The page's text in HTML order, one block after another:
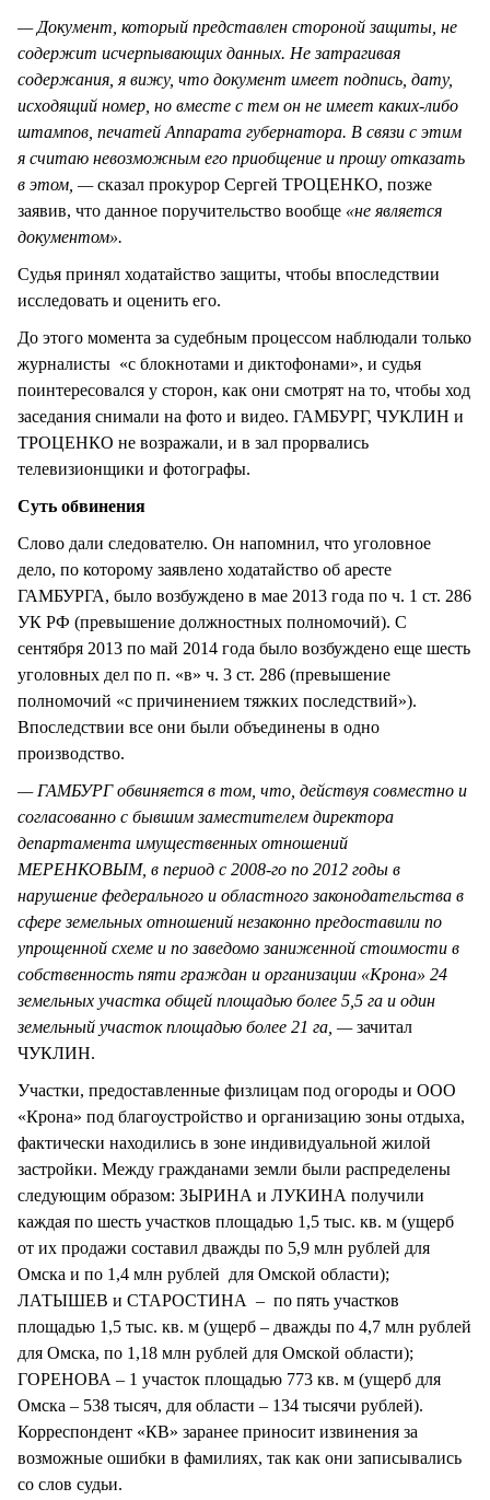
— Документ, который представлен стороной защиты, не
содержит исчерпывающих данных. Не затрагивая
содержания, я вижу, что документ имеет подпись, дату,
исходящий номер, но вместе с тем он не имеет каких-либо
штампов, печатей Аппарата губернатора. В связи с этим
я считаю невозможным его приобщение и прошу отказать
в этом, —сказал прокурор Сергей ТРОЦЕНКО, позже
заявив, что данное поручительство вообще «не является
документом».
Судья принял ходатайство защиты, чтобы впоследствии
исследовать и оценить его.
До этого момента за судебным процессом наблюдали только
журналисты «с блокнотами и диктофонами», и судья
поинтересовался у сторон, как они смотрят на то, чтобы ход
заседания снимали на фото и видео. ГАМБУРГ, ЧУКЛИН и
ТРОЦЕНКО не возражали, и в зал прорвались
телевизионщики и фотографы.
Суть обвинения
Слово дали следователю. Он напомнил, что уголовное
дело, по которому заявлено ходатайство об аресте
ГАМБУРГА, было возбуждено в мае 2013 года по ч. 1 ст. 286
УК РФ (превышение должностных полномочий). С
сентября 2013 по май 2014 года было возбуждено еще шесть
уголовных дел по п. «в» ч. 3 ст. 286 (превышение
полномочий «с причинением тяжких последствий»).
Впоследствии все они были объединены в одно
производство.
— ГАМБУРГ обвиняется в том, что, действуя совместно и
согласованно с бывшим заместителем директора
департамента имущественных отношений
МЕРЕНКОВЫМ, в период с 2008-го по 2012 годы в
нарушение федерального и областного законодательства в
сфере земельных отношений незаконно предоставили по
упрощенной схеме и по заведомо заниженной стоимости в
собственность пяти граждан и организации «Крона» 24
земельных участка общей площадью более 5,5 га и один
земельный участок площадью более 21 га, —зачитал
ЧУКЛИН.
Участки, предоставленные физлицам под огороды и ООО
«Крона» под благоустройство и организацию зоны отдыха,
фактически находились в зоне индивидуальной жилой
застройки. Между гражданами земли были распределены
следующим образом: ЗЫРИНА и ЛУКИНА получили
каждая по шесть участков площадью 1,5 тыс. кв. м (ущерб
от их продажи составил дважды по 5,9 млн рублей для
Омска и по 1,4 млн рублей для Омской области);
ЛАТЫШЕВ и СТАРОСТИНА – по пять участков
площадью 1,5 тыс. кв. м (ущерб – дважды по 4,7 млн рублей
для Омска, по 1,18 млн рублей для Омской области);
ГОРЕНОВА – 1 участок площадью 773 кв. м (ущерб для
Омска – 538 тысяч, для области – 134 тысячи рублей).
Корреспондент «КВ» заранее приносит извинения за
возможные ошибки в фамилиях, так как они записывались
со слов судьи.